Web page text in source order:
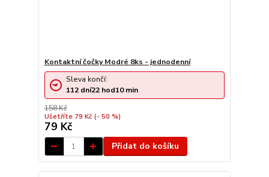
Kontaktní čočky Modré 8ks - jednodenní
158 Kč
Ušetříte 79 Kč (- 50 %)
79 Kč
Sleva končí:
112 dní22 hod10min
Přidat do košíku